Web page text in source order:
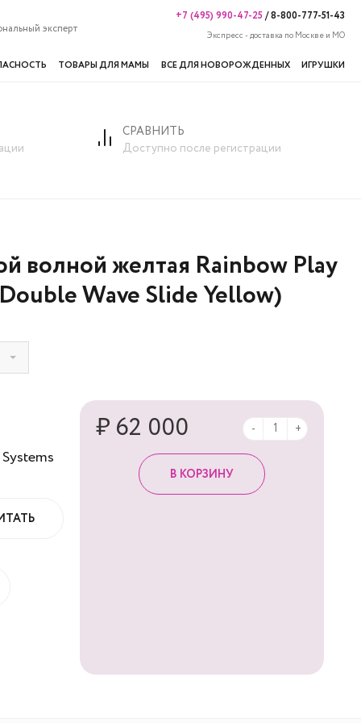
эксперт
+7 (495) 990-47-25/8-800-777-51-43
Экспресс - доставка по Москве и МО
ТОВАРЫ ДЛЯ МАМЫ ВСЕ ДЛЯ НОВОРОЖДЕННЫХ ИГРУШКИ
волной желтая Rainbow Play Systems (Double Wave Slide Yellow)
СРАВНИТЬ
Доступно после регистрации
волной желтая Rainbow Play
Wave Slide Yellow)
₽ 62 000 - +